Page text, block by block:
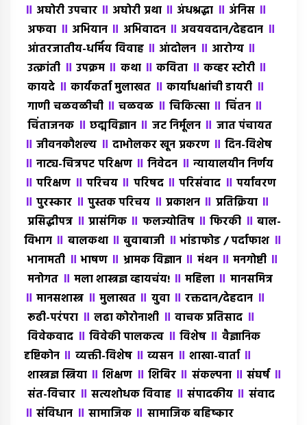
॥ अघोरी उपचार ॥ अघोरी प्रथा ॥ अंधश्रद्धा ॥ अंंनिस ॥
अफवा ॥ अभियान ॥ अभिवादन ॥ अवयवदान/देहदान ॥
आंतरजातीय-धर्मिय विवाह ॥ आंदोलन ॥ आरोग्य ॥
उत्क्रांती ॥ उपक्रम ॥ कथा ॥कविता ॥ कव्हर स्टोरी ॥
कायदे ॥ कार्यकर्ता मुलाखत ॥ कार्याधक्षांची डायरी ॥
गाणी चळवळीची ॥चळवळ ॥ चिकित्सा ॥ चिंतन ॥
चिंताजनक ॥ छद्मविज्ञान ॥ जट निर्मूलन ॥ जात पंचायत
॥जीवनकौशल्य ॥ दाभोलकर खून प्रकरण ॥दिन-विशेष
॥नाट्य-चित्रपट परिक्षण ॥निवेदन ॥ न्यायालयीन निर्णय
॥परिक्षण ॥ परिचय ॥ परिषद ॥परिसंवाद ॥ पर्यावरण
॥पुरस्कार ॥ पुस्तक परिचय ॥ प्रकाशन ॥ प्रतिक्रिया ॥
प्रसिद्धीपत्र ॥ प्रासंगिक ॥ फलज्योतिष ॥फिरकी ॥ बाल-
विभाग ॥ बालकथा ॥बुवाबाजी ॥भांडाफोड / पर्दाफाश ॥
भानामती ॥भाषण ॥ भ्रामक विज्ञान ॥ मंथन ॥मनगोष्टी ॥
मनोगत ॥ मला शास्त्रज्ञ व्हायचंय! ॥महिला ॥ मानसमित्र
॥मानसशास्त्र ॥ मुलाखत ॥ युवा ॥रक्तदान/देहदान ॥
रूढी-परंपरा ॥ लढा कोरोनाशी ॥ वाचक प्रतिसाद ॥
विवेकवाद ॥ विवेकी पालकत्व ॥ विशेष ॥ वैज्ञानिक
दृष्टिकोन ॥ व्यक्ती-विशेष ॥व्यसन ॥ शाखा-वार्ता ॥
शास्त्रज्ञ स्त्रिया ॥शिक्षण ॥ शिबिर ॥ संकल्पना ॥संघर्ष ॥
संत-विचार ॥ सत्यशोधक विवाह ॥ संपादकीय ॥ संवाद
॥संविधान ॥ सामाजिक ॥ सामाजिक बहिष्कार